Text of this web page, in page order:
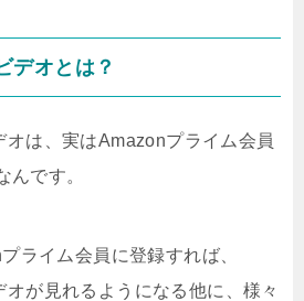
デオとは？
は、実はAmazonプライム会員
んです。
ライム会員に登録すれば、
が見れるようになる他に、様々